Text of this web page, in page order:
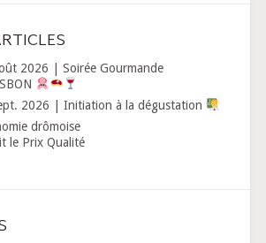
2026 | Soirée Gourmande
2026 | Initiation à la dégustation
drômoise
le Prix Qualité